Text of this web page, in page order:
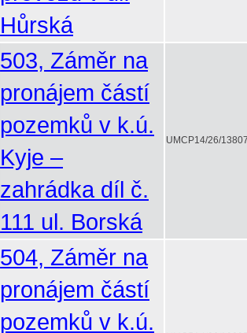
Hůrská
503, Záměr na
pronájem částí
pozemků v k.ú.
Kyje –
zahrádka díl č.
111 ul. Borská
UMCP14/26/
504, Záměr na
pronájem částí
pozemků v k.ú.